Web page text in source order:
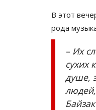
В этот
рода
– Их
сухих
душе,